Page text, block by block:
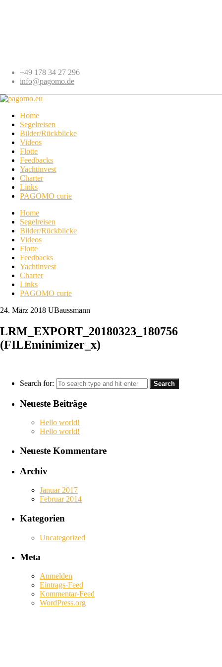
+49 178 34 27 296
info@pagomo.de
Home
Segelreisen
Bilder/Rückblicke
Videos
Flotte
Feedbacks
Yachtinvest
Charter
Links
PAGOMO curie
Home
Segelreisen
Bilder/Rückblicke
Videos
Flotte
Feedbacks
Yachtinvest
Charter
Links
PAGOMO curie
24. März 2018 UBaussmann
LRM_EXPORT_20180323_180756
(FILEminimizer_x)
Search for:
Neueste Beiträge
Hello world!
Hello world!
Neueste Kommentare
Archiv
Januar 2017
Februar 2014
Kategorien
Uncategorized
Meta
Anmelden
Eintrags-Feed
Kommentar-Feed
WordPress.org